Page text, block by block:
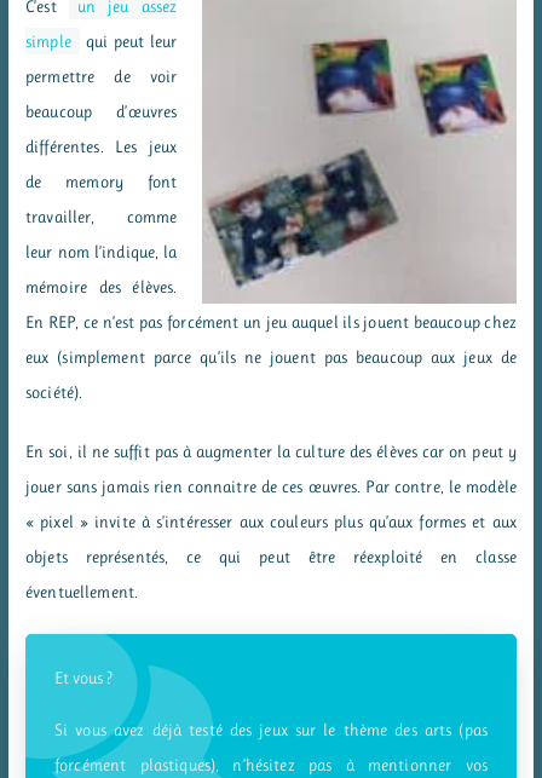
C’est
un jeu assez
simple
qui peut leur
permettre de voir
beaucoup d’œuvres
différentes. Les jeux
de memory font
travailler, comme
leur nom l’indique, la
mémoire des élèves.
En REP, ce n’est pas forcément un jeu auquel ils jouent beaucoup chez
eux (simplement parce qu’ils ne jouent pas beaucoup aux jeux de
société).
En soi, il ne suffit pas à augmenter la culture des élèves car on peut y
jouer sans jamais rien connaitre de ces œuvres. Par contre, le modèle
« pixel » invite à s’intéresser aux couleurs plus qu’aux formes et aux
objets représentés, ce qui peut être réexploité en classe
éventuellement.
Et vous ?
Si vous avez déjà testé des jeux sur le thème des arts (pas
forcément plastiques), n’hésitez pas à mentionner vos